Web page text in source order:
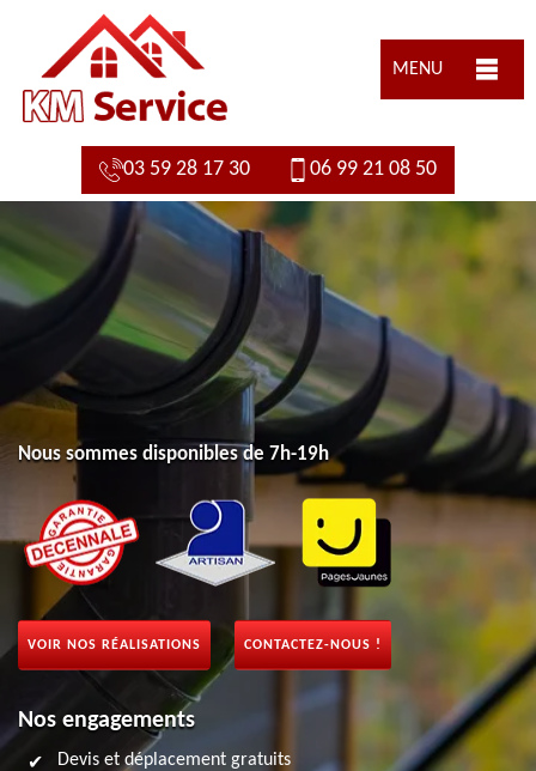
MENU
03 59 28 17 30 06 99 21 08 50
Nous sommes disponibles de 7h-19h
VOIR NOS RÉALISATIONS CONTACTEZ-NOUS !
Nos engagements
Devis et déplacement gratuits